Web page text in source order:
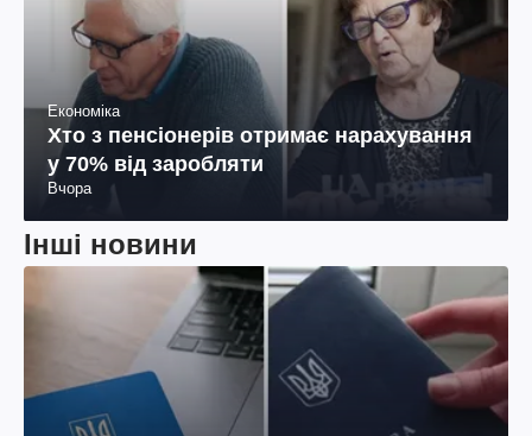
Економіка
Хто з пенсіонерів отримає нарахування
у 70% від заробляти
Вчора
Інші новини